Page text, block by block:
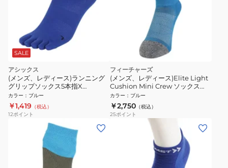
SALE
アシックス
(メンズ、レディース)ランニング
グリップソックス5本指X
3013B031.400
カラー ： ブルー
￥1,419 （税込）
12ポイント
フィーチャーズ
(メンズ、レディース)Elite Light
Cushion Mini Crew ソックス
4400040127241
カラー ： ブルー
￥2,750 （税込）
25ポイント